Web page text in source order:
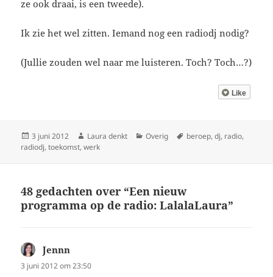
ze ook draai, is een tweede).
Ik zie het wel zitten. Iemand nog een radiodj nodig?
(Jullie zouden wel naar me luisteren. Toch? Toch…?)
Like
Geplaatst
op
3 juni 2012 Auteur
Laura denkt Categorieën
Overig Tags
beroep,dj, radio,
radiodj,toekomst,werk
48 gedachten over “Een nieuw
programma op de radio: LalalaLaura”
Jennn
3 juni 2012 om 23:50